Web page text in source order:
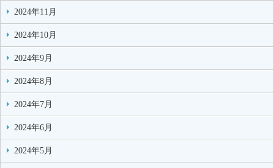
2024年11月
2024年10月
2024年9月
2024年8月
2024年7月
2024年6月
2024年5月